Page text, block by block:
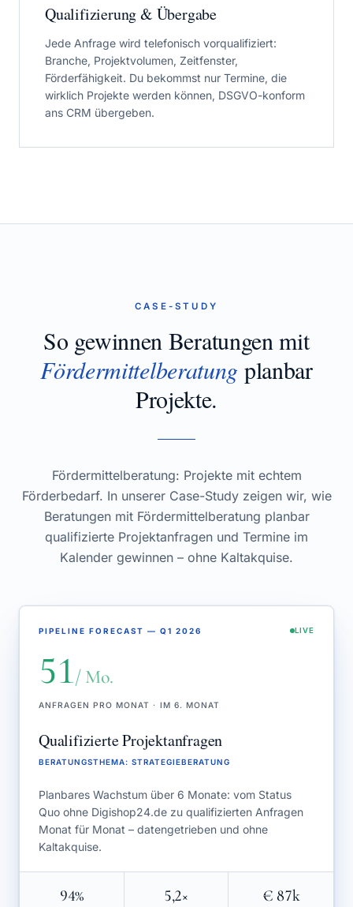
Qualifizierung & Übergabe
Jede Anfrage wird telefonisch vorqualifiziert:
Branche, Projektvolumen, Zeitfenster,
Förderfähigkeit. Du bekommst nur Termine, die
wirklich Projekte werden können, DSGVO-konform
ans CRM übergeben.
CASE-STUDY
So gewinnen Beratungen mit
Fördermittelberatung planbar
Projekte.
Fördermittelberatung: Projekte mit echtem
Förderbedarf. In unserer Case-Study zeigen wir, wie
Beratungen mit Fördermittelberatung planbar
qualifizierte Projektanfragen und Termine im
Kalender gewinnen – ohne Kaltakquise.
PIPELINE FORECAST — Q1 2026 LIVE
51/ Mo.
ANFRAGEN PRO MONAT · IM 6. MONAT
Qualifizierte Projektanfragen
BERATUNGSTHEMA: STRATEGIEBERATUNG
Planbares Wachstum über 6 Monate: vom Status
Quo ohne Digishop24.de zu qualifizierten Anfragen
Monat für Monat – datengetrieben und ohne
Kaltakquise.
94% 5,2× € 87k